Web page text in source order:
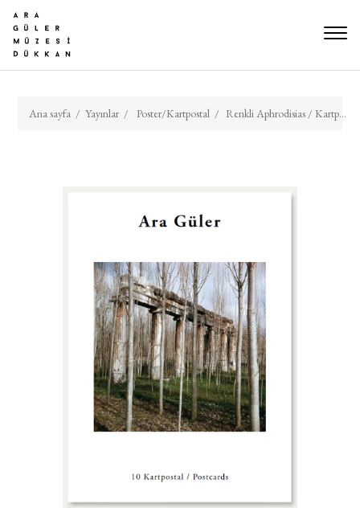
Ana sayfa / Yayınlar / Poster/Kartpostal / Renkli Aphrodisias / Kartpostal Seti